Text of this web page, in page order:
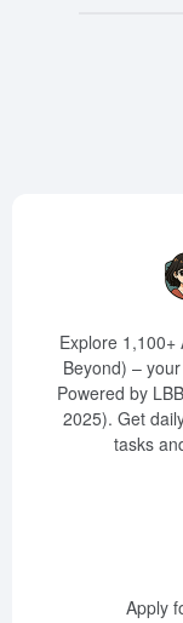
Explore 1,100+
Beyond) –
Powered by
2025). Get
tasks
Apply